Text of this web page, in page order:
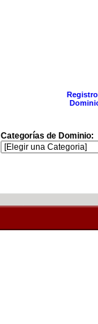
Categorías de Dominio: